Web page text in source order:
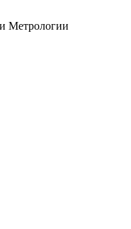
Метрологии